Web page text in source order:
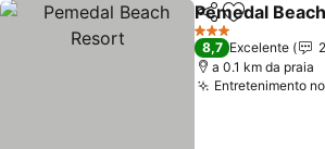
PartilharAdicionar
Pemedal
3 Estrelas
8,7 Excelente
a 0.1 km da praia
Entretenimento